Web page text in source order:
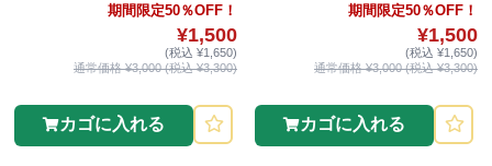
期間限定50％OFF！
¥1,500
(税込 ¥1,650)
通常価格 ¥3,000 (税込 ¥3,300)
カゴに入れる
期間限定50％OFF！
¥1,500
(税込 ¥1,650)
通常価格 ¥3,000 (税込 ¥3,300)
カゴに入れる